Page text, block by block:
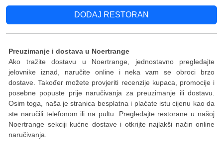
DODAJ RESTORAN
Preuzimanje i dostava u Noertrange
Ako tražite dostavu u Noertrange, jednostavno pregledajte
jelovnike iznad, naručite online i neka vam se obroci brzo
dostave. Također možete provjeriti recenzije kupaca, promocije i
posebne popuste prije naručivanja za preuzimanje ili dostavu.
Osim toga, naša je stranica besplatna i plaćate istu cijenu kao da
ste naručili telefonom ili na pultu. Pregledajte restorane u našoj
Noertrange sekciji kućne dostave i otkrijte najlakši način online
naručivanja.